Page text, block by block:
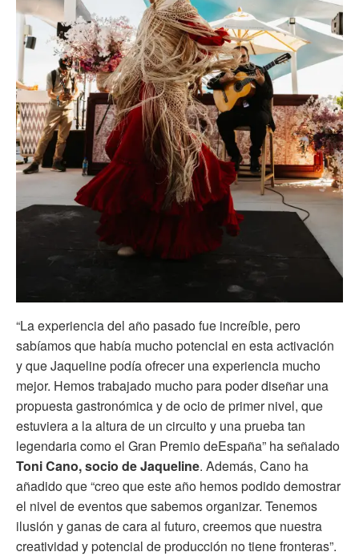
“La experiencia del año pasado fue increíble, pero
sabíamos que había mucho potencial en esta activación
y que Jaqueline podía ofrecer una experiencia mucho
mejor. Hemos trabajado mucho para poder diseñar una
propuesta gastronómica y de ocio de primer nivel, que
estuviera a la altura de un circuito y una prueba tan
legendaria como el Gran Premio deEspaña” ha señalado
Toni Cano, socio de Jaqueline. Además, Cano ha
añadido que “creo que este año hemos podido demostrar
el nivel de eventos que sabemos organizar. Tenemos
ilusión y ganas de cara al futuro, creemos que nuestra
creatividad y potencial de producción no tiene fronteras”.